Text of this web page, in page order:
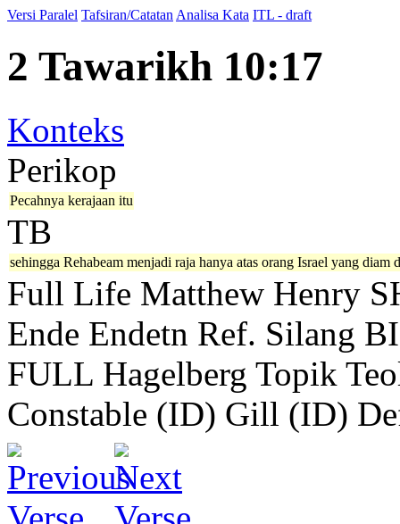
Versi Paralel Tafsiran/Catatan Analisa Kata ITL - draft
2 Tawarikh 10:17
Konteks
Perikop
Pecahnya kerajaan itu
TB
sehingga Rehabeam menjadi raja hanya atas orang Israel yang diam
Full Life Matthew Henry
Ende Endetn Ref. Silang
FULL Hagelberg Topik
Constable (ID) Gill (ID)